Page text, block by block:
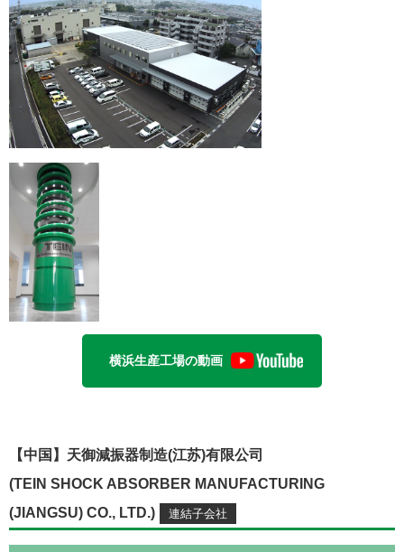
横浜生産工場の動画
【中国】天御減振器制造(江苏)有限公司
(TEIN SHOCK ABSORBER MANUFACTURING
(JIANGSU) CO., LTD.)